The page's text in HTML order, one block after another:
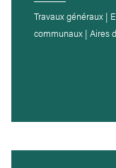
Travaux généraux |
communaux | Aires